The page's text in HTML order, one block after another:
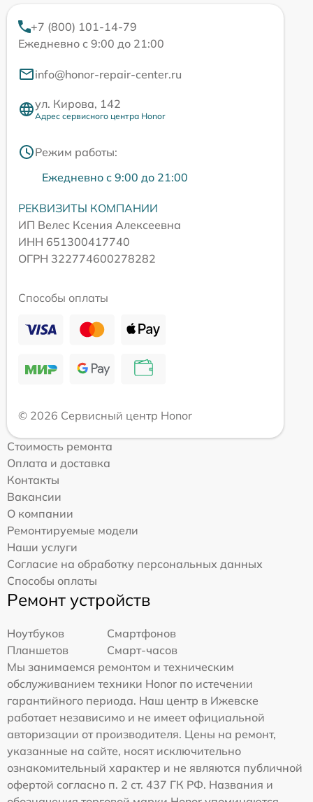
+7 (800) 101-14-79
Ежедневно с 9:00 до 21:00
info@honor-repair-center.ru
ул. Кирова, 142
Адрес сервисного центра Honor
Режим работы:
Ежедневно с 9:00 до 21:00
РЕКВИЗИТЫ КОМПАНИИ
ИП Велес Ксения Алексеевна
ИНН 651300417740
ОГРН 322774600278282
Способы оплаты
© 2026 Сервисный центр Honor
Стоимость ремонта
Оплата и доставка
Контакты
Вакансии
О компании
Ремонтируемые модели
Наши услуги
Согласие на обработку персональных данных
Способы оплаты
Ремонт устройств
Ноутбуков
Смартфонов
Планшетов
Смарт-часов
Мы занимаемся ремонтом и техническим
обслуживанием техники Honor по истечении
гарантийного периода. Наш центр в Ижевске
работает независимо и не имеет официальной
авторизации от производителя. Цены на ремонт,
указанные на сайте, носят исключительно
ознакомительный характер и не являются публичной
офертой согласно п. 2 ст. 437 ГК РФ. Названия и